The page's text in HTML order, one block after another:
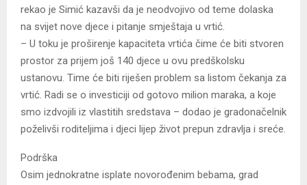
rekao je Simić kazavši da je neodvojivo od teme dolaska
na svijet nove djece i pitanje smještaja u vrtić.
– U toku je proširenje kapaciteta vrtića čime će biti stvoren
prostor za prijem još 140 djece u ovu predškolsku
ustanovu. Time će biti riješen problem sa listom čekanja za
vrtić. Radi se o investiciji od gotovo milion maraka, a koje
smo izdvojili iz vlastitih sredstava – dodao je gradonačelnik
poželivši roditeljima i djeci lijep život prepun zdravlja i sreće.
Podrška
Osim jednokratne isplate novorođenim bebama, grad